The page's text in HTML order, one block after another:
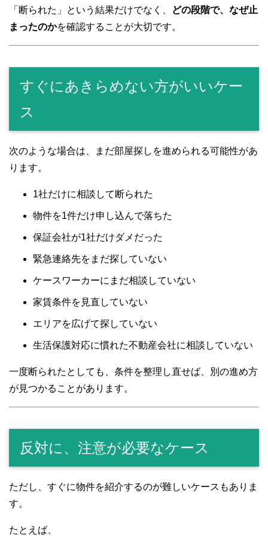
「断られた」という結果だけでなく、
どの段階で、なぜ止
まったのかを確認することが大切です。
すぐにあきらめない方がいいケー
ス
次のような場合は、まだ部屋探しを進められる可能性があ
ります。
1社だけに相談して断られた
物件を1件だけ申し込んで落ちた
保証会社が1社だけダメだった
緊急連絡先をまだ探していない
ケースワーカーにまだ相談していない
家賃条件を見直していない
エリアを広げて探していない
生活保護対応に慣れた不動産会社に相談していない
一度断られたとしても、条件を整理し直せば、別の進め方
が見つかることがあります。
反対に、注意が必要なケース
ただし、すぐに物件を紹介するのが難しいケースもありま
す。
たとえば、